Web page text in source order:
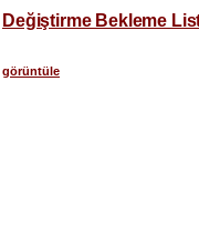
Değiştirme Bekleme
görüntüle